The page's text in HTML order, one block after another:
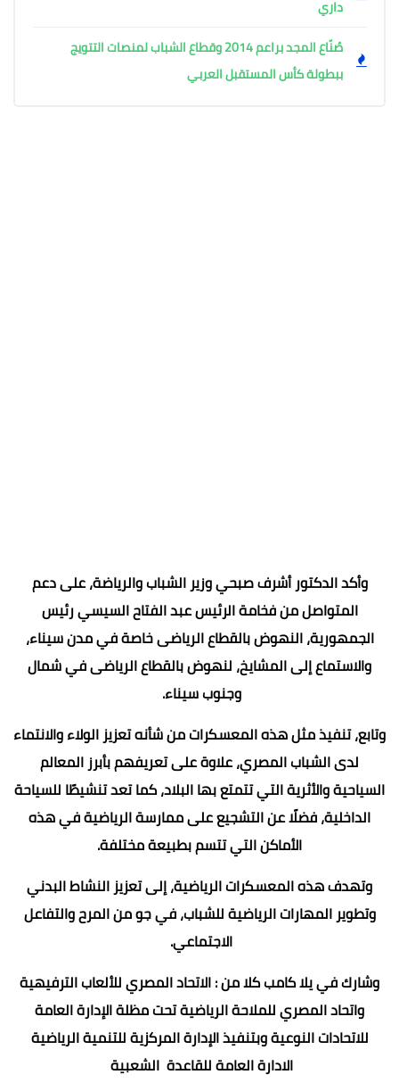
داري
صُنّاع المجد براعم 2014 وقطاع الشباب لمنصات التتويج
ببطولة كأس المستقبل العربي
وأكد الدكتور أشرف صبحي وزير الشباب والرياضة، على دعم
المتواصل من فخامة الرئيس عبد الفتاح السيسي رئيس
الجمهورية، النهوض بالقطاع الرياضى خاصة في مدن سيناء،
والاستماع إلى المشايخ، لنهوض بالقطاع الرياضى في شمال
وجنوب سيناء.
وتابع، تنفيذ مثل هذه المعسكرات من شأنه تعزيز الولاء والانتماء
لدى الشباب المصري، علاوة على تعريفهم بأبرز المعالم
السياحية والأثرية التي تتمتع بها البلاد، كما تعد تنشيطًا للسياحة
الداخلية، فضلًا عن التشجيع على ممارسة الرياضية في هذه
الأماكن التي تتسم بطبيعة مختلفة.
وتهدف هذه المعسكرات الرياضية، إلى تعزيز النشاط البدني
وتطوير المهارات الرياضية للشباب، في جو من المرح والتفاعل
الاجتماعي.
وشارك في يلا كامب كلا من : الاتحاد المصري للألعاب الترفيهية
واتحاد المصري للملاحة الرياضية تحت مظلة الإدارة العامة
للاتحادات النوعية وبتنفيذ الإدارة المركزية للتنمية الرياضية
الادارة العامة للقاعدة الشعبية